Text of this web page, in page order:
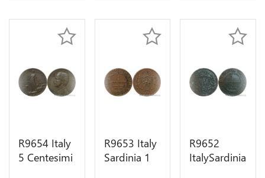
R9654 Italy
5 Centesimi
R9653 Italy
Sardinia 1
R9652
ItalySardinia